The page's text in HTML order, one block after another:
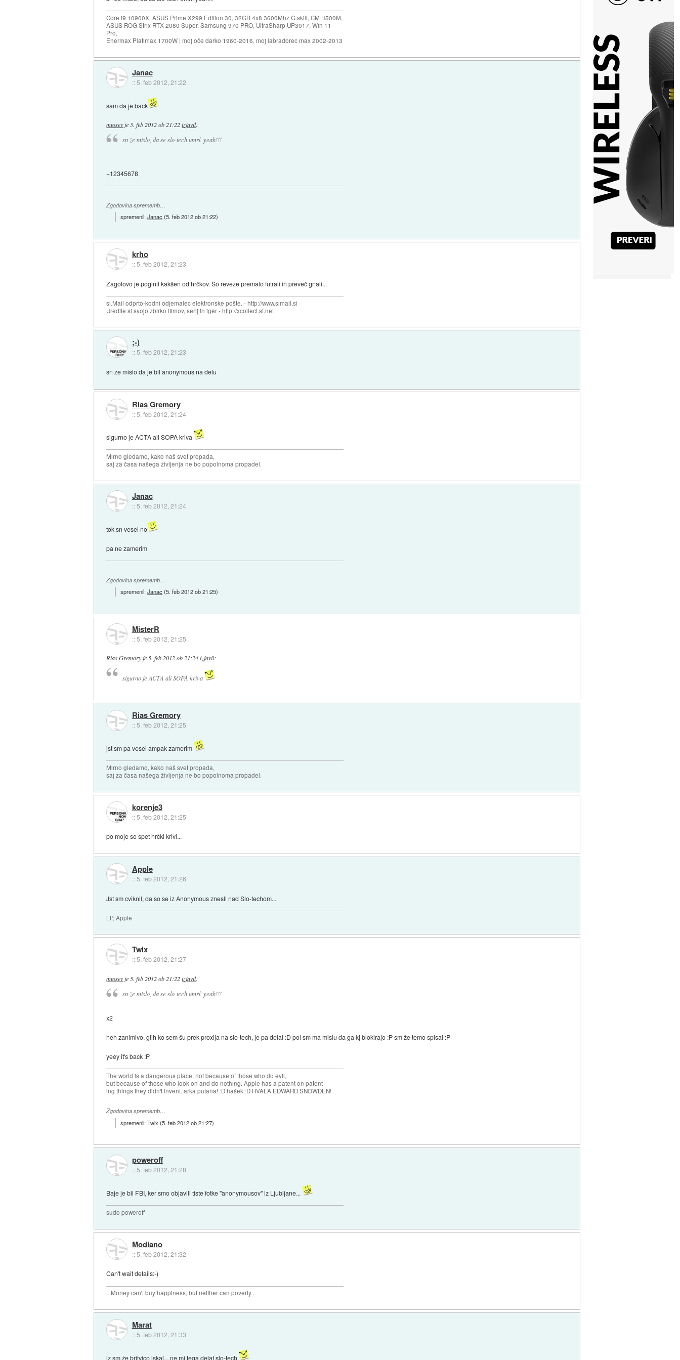
Core i9 10900X, ASUS Prime X299 Edition 30, 32GB 4x8 3600Mhz G.skill, CM H500M,
ASUS ROG Strix RTX 2080 Super, Samsung 970 PRO, UltraSharp UP3017, Win 11
Pro,
Enermax Platimax 1700W | moj oče darko 1960-2016, moj labradorec max 2002-2013
Janac
:: 5. feb 2012, 21:22
sam da je back
mtosev je 5. feb 2012 ob 21:22 izjavil:
sn že mislo, da se slo-tech umrl. yeah!!!
+12345678
Zgodovina sprememb…
spremenil:Janac (5. feb 2012 ob 21:22)
krho
::5. feb 2012, 21:23
Zagotovo je poginil kakšen od hrčkov. So reveže premalo futrali in preveč gnali...
si.Mail odprto-kodni odjemalec elektronske pošte. - http://www.simail.si
Uredite si svojo zbirko filmov, serij in iger - http://xcollect.sf.net
;-)
:: 5. feb 2012, 21:23
sn že mislo da je bil anonymous na delu
Rias Gremory
::5. feb 2012, 21:24
sigurno je ACTA ali SOPA kriva
Mirno gledamo, kako naš svet propada,
saj za časa našega življenja ne bo popolnoma propadel.
Janac
:: 5. feb 2012, 21:24
tok sn vesel no
pa ne zamerim
Zgodovina sprememb…
spremenil:Janac (5. feb 2012 ob 21:25)
MisterR
::5. feb 2012, 21:25
Rias Gremoryje5. feb 2012 ob 21:24 izjavil:
sigurno je ACTA ali SOPA kriva
Rias Gremory
:: 5. feb 2012, 21:25
jst sm pa vesel ampak zamerim
Mirno gledamo, kako naš svet propada,
saj za časa našega življenja ne bo popolnoma propadel.
korenje3
::5. feb 2012, 21:25
po moje so spet hrčki krivi...
Apple
:: 5. feb 2012, 21:26
Jst sm cviknil, da so se iz Anonymous znesli nad Slo-techom...
LP, Apple
Twix
::5. feb 2012, 21:27
mtosev je 5. feb 2012 ob 21:22 izjavil:
sn že mislo, da se slo-tech umrl. yeah!!!
x2
heh zanimivo, glih ko sem šu prek proxija na slo-tech, je pa delal :D pol sm ma mislu da ga kj blokirajo :P sm že temo spisal :P
yeey it's back :P
The world is a dangerous place, not because of those who do evil,
but because of those who look on and do nothing. Apple has a patent on patent-
ing things they didn't invent. arka putana! :D hašek :D HVALA EDWARD SNOWDEN!
Zgodovina sprememb…
spremenil:Twix (5. feb 2012 ob 21:27)
poweroff
:: 5. feb 2012, 21:28
Baje je bil FBI, ker smo objavili tiste fotke "anonymousov" iz Ljubljane...
sudo poweroff
Modiano
::5. feb 2012, 21:32
Can't wait details:-)
...Money can't buy happiness, but neither can poverty...
Marat
:: 5. feb 2012, 21:33
jz sm že britvico iskal... ne mi tega delat slo-tech